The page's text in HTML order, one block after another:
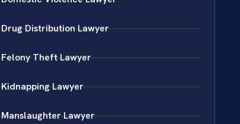
Drug Distribution Lawyer
Felony Theft Lawyer
Kidnapping Lawyer
Manslaughter Lawyer